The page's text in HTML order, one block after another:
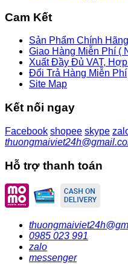
Cam Kết
Sản Phẩm Chính Hãng
Giao Hàng Miễn Phí (
Xuất Đầy Đủ VAT,
Đổi Trả Hàng Miễn Phí
Site Map
Kết nối ngay
Facebook shopee skype
Hỗ trợ thanh toán
0985 023 991
zalo
messenger